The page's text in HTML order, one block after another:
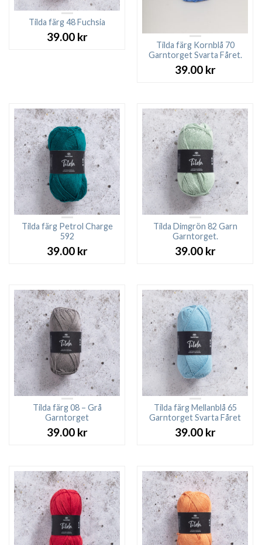
Tilda färg 48 Fuchsia
39.00 kr
Tilda färg Kornblå 70
Garntorget Svarta Fåret.
39.00 kr
Tilda färg Petrol Charge
592
39.00 kr
Tilda Dimgrön 82 Garn
Garntorget.
39.00 kr
Tilda färg 08 – Grå
Garntorget
39.00 kr
Tilda färg Mellanblå 65
Garntorget Svarta Fåret
39.00 kr